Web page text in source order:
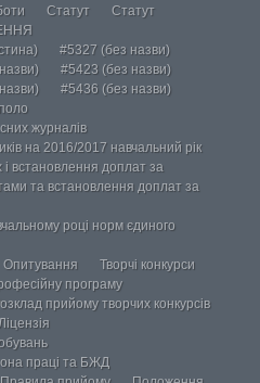
Статут
Статут
#5327 (без назви)
#5423 (без назви)
#5436 (без назви)
журналів
на 2016/2017 навчальний рік
встановлення доплат за
та встановлення доплат за
році норм єдиного
Опитування
Творчі конкурси
програму
прийому творчих конкурсів
праці та БЖД